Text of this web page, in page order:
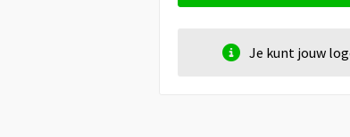
Je kunt jouw